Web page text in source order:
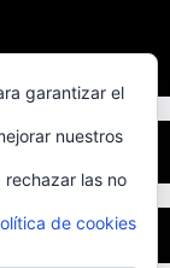
garantizar el
nuestros
las no
de cookies